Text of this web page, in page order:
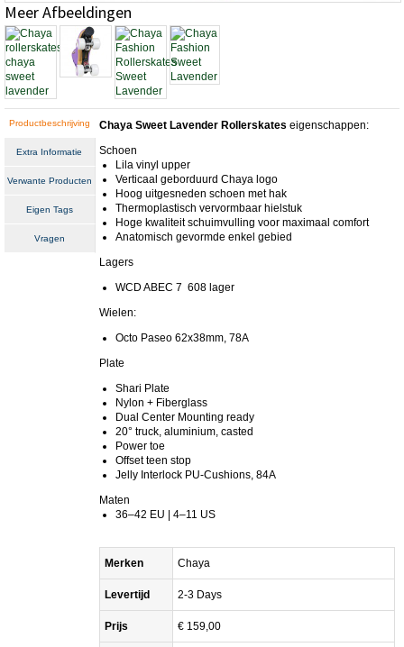
Meer Afbeeldingen
Productbeschrijving
Extra Informatie
Verwante Producten
Eigen Tags
Vragen
Chaya Sweet Lavender Rollerskates eigenschappen:
Schoen
Lila vinyl upper
Verticaal geborduurd Chaya logo
Hoog uitgesneden schoen met hak
Thermoplastisch vervormbaar hielstuk
Hoge kwaliteit schuimvulling voor maximaal comfort
Anatomisch gevormde enkel gebied
Lagers
WCD ABEC 7 608 lager
Wielen:
Octo Paseo 62x38mm, 78A
Plate
Shari Plate
Nylon + Fiberglass
Dual Center Mounting ready
20° truck, aluminium, casted
Power toe
Offset teen stop
Jelly Interlock PU-Cushions, 84A
Maten
36–42 EU | 4–11 US
Merken Chaya
Levertijd 2-3 Days
Prijs € 159,00